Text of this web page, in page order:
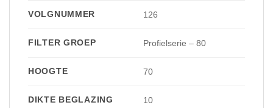
VOLGNUMMER 126
FILTER GROEP Profielserie – 80
HOOGTE 70
DIKTE BEGLAZING 10